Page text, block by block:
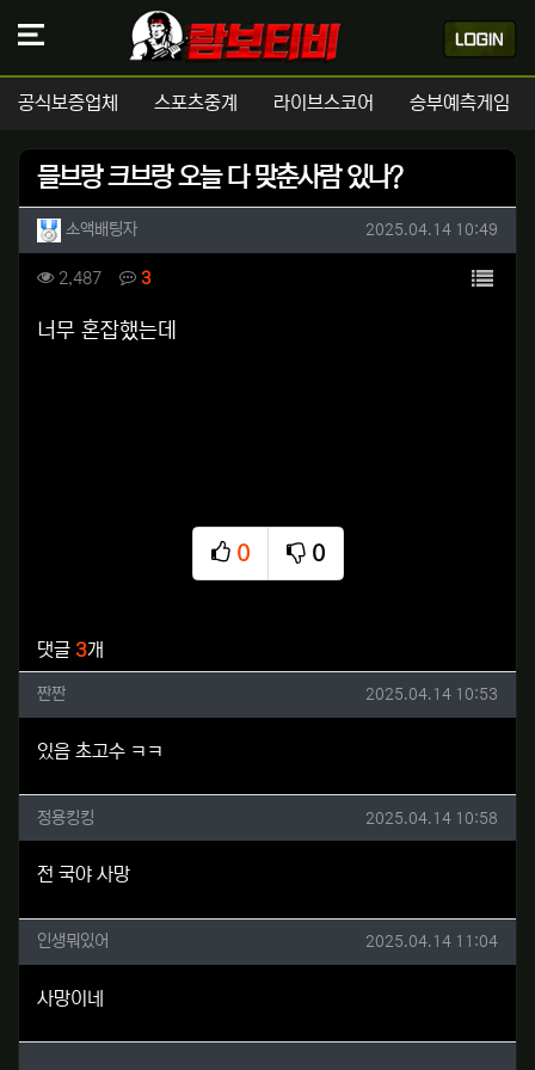
공식보증업체 스포츠중계 라이브스코어 승부예측게임
믈브랑 크브랑 오늘 다 맞춘사람 있나?
작성자 정보
소액배팅자작성 작성일
2025.04.14 10:49
컨텐츠 정보
2,487조회 3댓글 목록
본문
너무 혼잡했는데
0
추천
0
비추천
댓글 3개
짠짠님의 댓글
짠짠 작성일
2025.04.14 10:53
있음 초고수 ㅋㅋ
정용킹킹님의 댓글
정용킹킹 작성일
2025.04.14 10:58
전 국야 사망
인생뭐있어님의 댓글
인생뭐있어 작성일
2025.04.14 11:04
사망이네